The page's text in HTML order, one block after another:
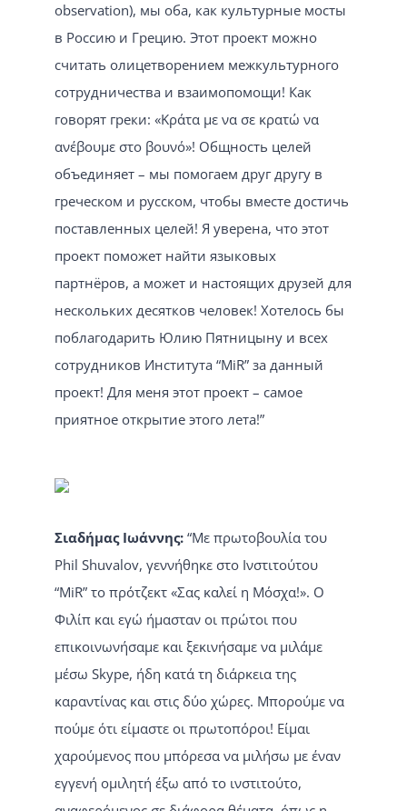
observation), мы оба, как культурные мосты
в Россию и Грецию. Этот проект можно
считать олицетворением межкультурного
сотрудничества и взаимопомощи! Как
говорят греки: «Κράτα με να σε κρατώ να
ανέβουμε στο βουνό»! Общность целей
объединяет – мы помогаем друг другу в
греческом и русском, чтобы вместе достичь
поставленных целей! Я уверена, что этот
проект поможет найти языковых
партнёров, а может и настоящих друзей для
нескольких десятков человек! Хотелось бы
поблагодарить Юлию Пятницыну и всех
сотрудников Института “MiR” за данный
проект! Для меня этот проект – самое
приятное открытие этого лета!”
Σιαδήμας Ιωάννης:“Με πρωτοβουλία του
Phil Shuvalov, γεννήθηκε στο Ινστιτούτου
“MiR” το πρότζεκτ «Σας καλεί η Μόσχα!». Ο
Φιλίπ και εγώ ήμασταν οι πρώτοι που
επικοινωνήσαμε και ξεκινήσαμε να μιλάμε
μέσω Skype, ήδη κατά τη διάρκεια της
καραντίνας και στις δύο χώρες. Μπορούμε να
πούμε ότι είμαστε οι πρωτοπόροι! Είμαι
χαρούμενος που μπόρεσα να μιλήσω με έναν
εγγενή ομιλητή έξω από το ινστιτούτο,